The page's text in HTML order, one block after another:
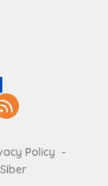
Policy